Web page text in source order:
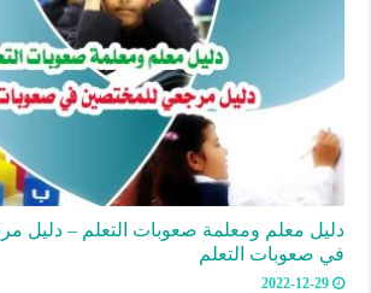
دليل معلم ومعلمة صعوبات التعلم – دليل
في صعوبات التعلم
2022-12-29